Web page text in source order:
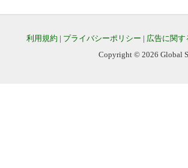
利用規約 | プライバシーポリシー | 広告に関
Copyright © 2026 Global